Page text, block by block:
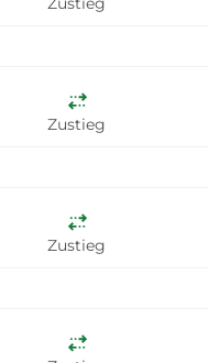
Zustieg
Zustieg